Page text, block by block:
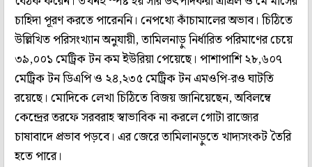
চাহিদা পূরণ করতে পারেননি। নেপথ্যে কাঁচামালের অভাব। চিঠিতে
উল্লিখিত পরিসংখ্যান অনুযায়ী, তামিলনাড়ু নির্ধারিত পরিমাণের চেয়ে
৩৯,০০১ মেট্রিক টন কম ইউরিয়া পেয়েছে। পাশাপাশি ২৮,৬০৭
মেট্রিক টন ডিএপি ও ২৪,২৩৫ মেট্রিক টন এমওপি-রও ঘাটতি
রয়েছে। মোদিকে লেখা চিঠিতে বিজয় জানিয়েছেন, অবিলম্বে
কেন্দ্রের তরফে সরবরাহ স্বাভাবিক না করলে গোটা রাজ্যের
চাষাবাদে প্রভাব পড়বে। এর জেরে তামিলানড়ুতে খাদ্যসংকট তৈরি
হতে পারে।